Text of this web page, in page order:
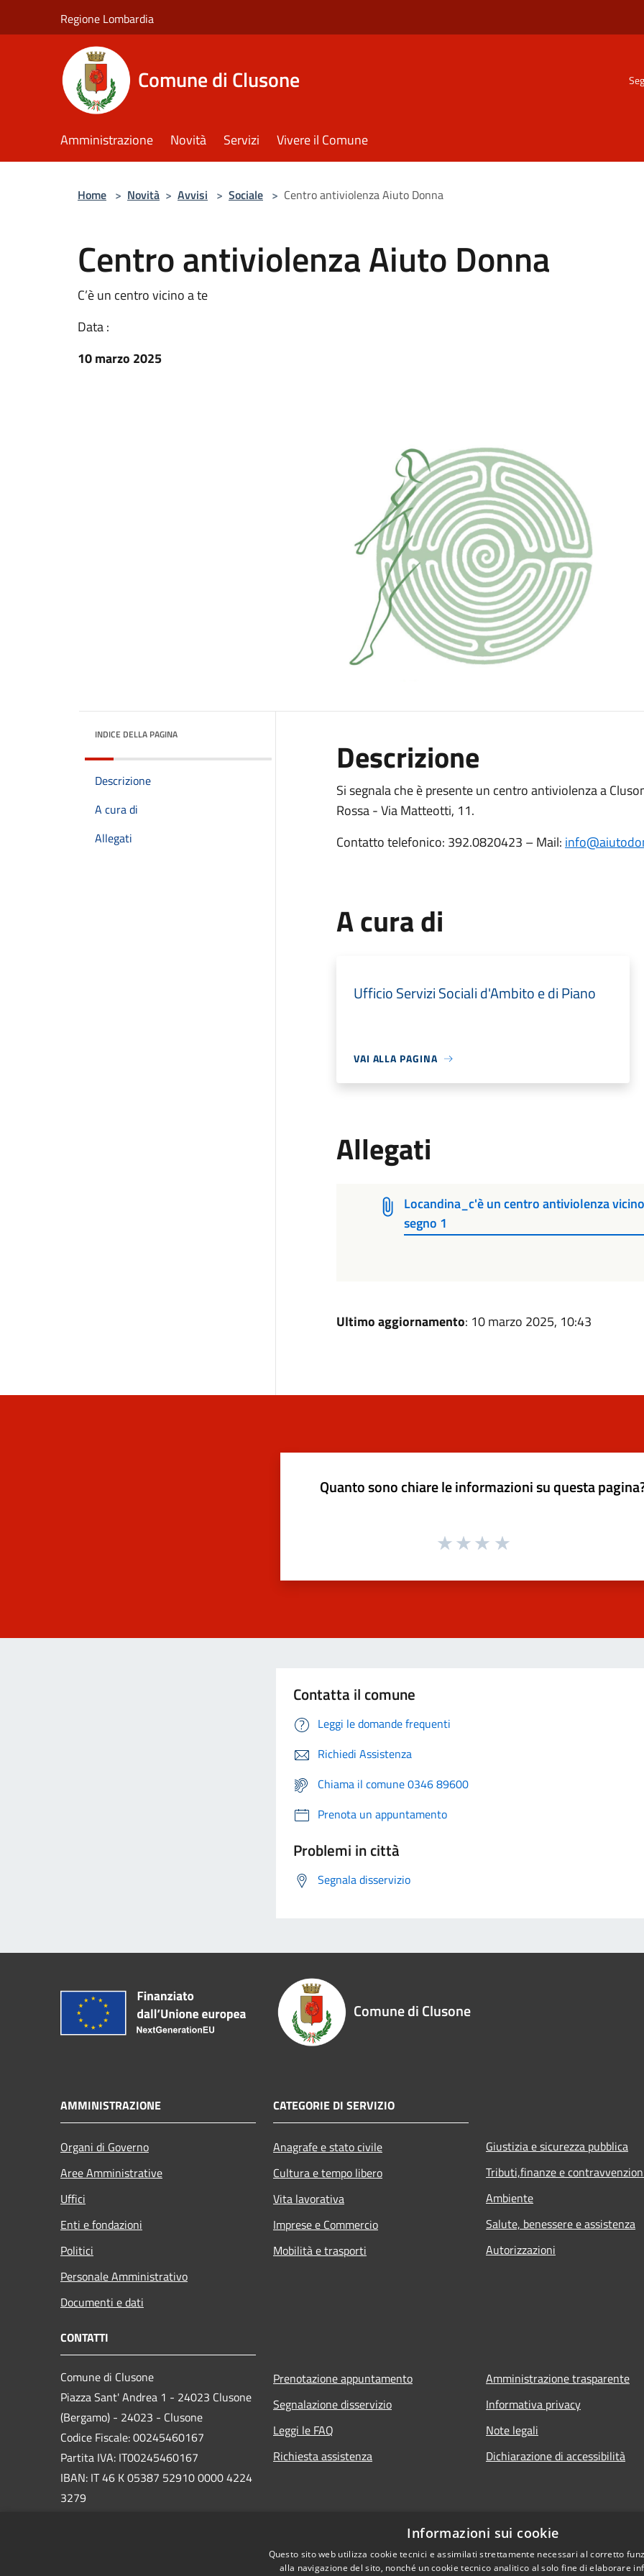
Regione Lombardia
Comune di Clusone
Amministrazione Novità Servizi Vivere il Comune
Home > Novità > Avvisi > Sociale > Centro antiviolenza Aiuto Donna
Centro antiviolenza Aiuto Donna
C’è un centro vicino a te
Data :
10 marzo 2025
INDICE DELLA PAGINA
Descrizione
A cura di
Allegati
Descrizione
Si segnala che è presente un centro antiviolenza a
Rossa - Via Matteotti, 11.
Contatto telefonico: 392.0820423 – Mail:
A cura di
Ufficio Servizi Sociali d'Ambito e di Piano
VAI ALLA PAGINA
Allegati
Locandina_c'è un centro antiviolenza
segno 1
Ultimo aggiornamento: 10 marzo 2025, 10:43
Quanto sono chiare le informazioni su questa
Contatta il comune
Leggi le domande frequenti
Richiedi Assistenza
Chiama il comune 0346 89600
Prenota un appuntamento
Problemi in città
Segnala disservizio
Comune di Clusone
AMMINISTRAZIONE
Organi di Governo
Aree Amministrative
Uffici
Enti e fondazioni
Politici
Personale Amministrativo
Documenti e dati
CATEGORIE DI SERVIZIO
Anagrafe e stato civile
Cultura e tempo libero
Vita lavorativa
Imprese e Commercio
Mobilità e trasporti
Giustizia e sicurezza pubblica
Tributi,finanze e
Ambiente
Salute, benessere e assistenza
Autorizzazioni
CONTATTI
Comune di Clusone
Piazza Sant' Andrea 1 - 24023 Clusone
(Bergamo) - 24023 - Clusone
Codice Fiscale: 00245460167
Partita IVA: IT00245460167
IBAN: IT 46 K 05387 52910 0000 4224
3279
Prenotazione appuntamento
Segnalazione disservizio
Leggi le FAQ
Richiesta assistenza
Amministrazione trasparente
Informativa privacy
Note legali
Dichiarazione di accessibilità
Informazioni sui cookie
Questo sito web utilizza cookie tecnici e assimilati strettamente necessari al corretto
alla navigazione del sito, nonché un cookie tecnico analitico al solo fine di elaborare